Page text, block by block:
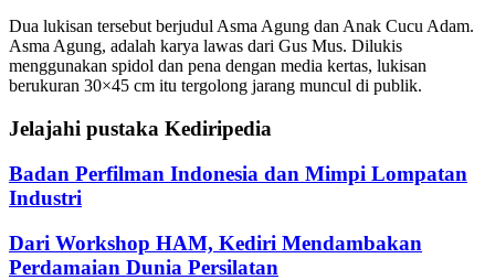
Dua lukisan tersebut berjudul Asma Agung dan Anak Cucu Adam.
Asma Agung, adalah karya lawas dari Gus Mus. Dilukis
menggunakan spidol dan pena dengan media kertas, lukisan
berukuran 30×45 cm itu tergolong jarang muncul di publik.
Jelajahi pustaka Kediripedia
Badan Perfilman Indonesia dan Mimpi Lompatan
Industri
Dari Workshop HAM, Kediri Mendambakan
Perdamaian Dunia Persilatan